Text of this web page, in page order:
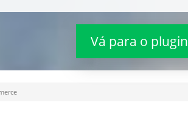
Vá para o plugin